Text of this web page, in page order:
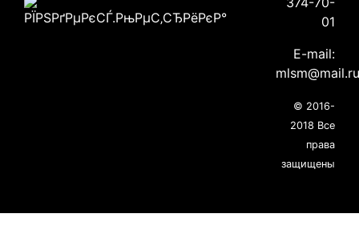
01
E-mail:
mlsm@mail.ru
© 2016-
2018 Все
права
защищены